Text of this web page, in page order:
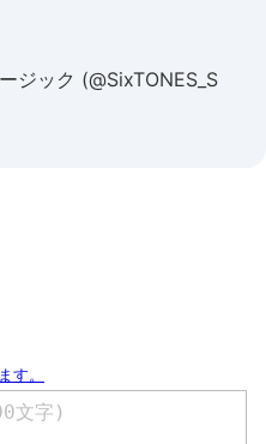
ジック (@SixTONES_S